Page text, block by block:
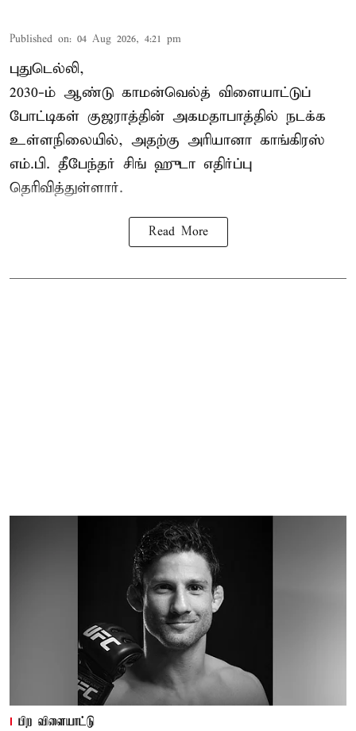
Published on: 04 Aug 2026, 4:21 pm
புதுடெல்லி,
2030-ம் ஆண்டு காமன்வெல்த் விளையாட்டுப்
போட்டிகள் குஜராத்தின் அகமதாபாத்தில் நடக்க
உள்ளநிலையில், அதற்கு அரியானா காங்கிரஸ்
எம்.பி. தீபேந்தர் சிங் ஹுடா எதிர்ப்பு
தெரிவித்துள்ளார்.
Read More
பிற விளையாட்டு